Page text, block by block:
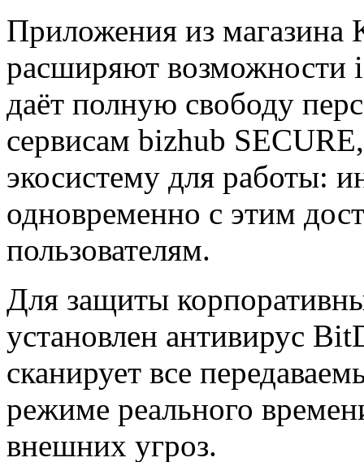
Приложения из
расширяют
даёт полную свободу
сервисам bizhub
экосистему для работы:
одновременно с этим
пользователям.
Для защиты
установлен антивирус
сканирует все
режиме реального
внешних угроз.